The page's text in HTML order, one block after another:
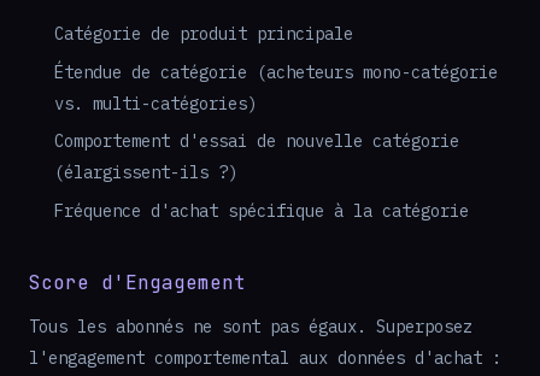
Catégorie de produit principale
Étendue de catégorie (acheteurs mono-catégorie
vs. multi-catégories)
Comportement d'essai de nouvelle catégorie
(élargissent-ils ?)
Fréquence d'achat spécifique à la catégorie
Score d'Engagement
Tous les abonnés ne sont pas égaux. Superposez
l'engagement comportemental aux données d'achat :